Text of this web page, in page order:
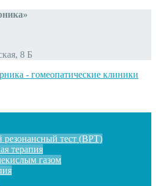
8 Б
резонансный тест (ВРТ)
терапия
газом